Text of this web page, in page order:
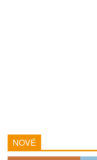
NOVÉ